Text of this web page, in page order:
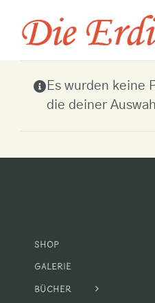
Inhalt
springen
Es wurden keine
die deiner
Shop
Galerie
Bücher